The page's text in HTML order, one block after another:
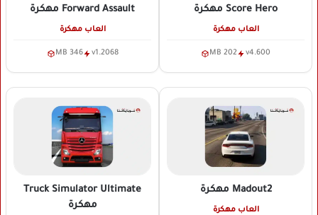
Score Hero مهكرة
العاب مهكرة
v4.600
202 MB
Forward Assault مهكرة
العاب مهكرة
v1.2068
346 MB
Madout2 مهكرة
العاب مهكرة
Truck Simulator Ultimate
مهكرة